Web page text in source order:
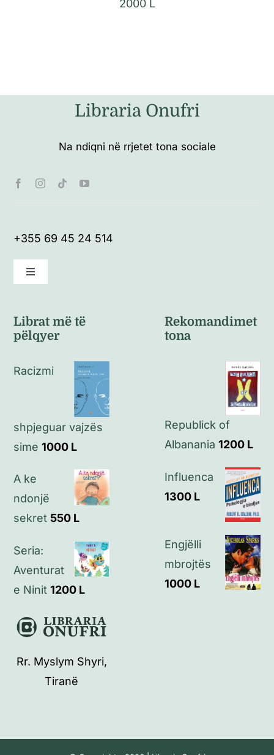
2000 L
Libraria Onufri
Na ndiqni në rrjetet tona sociale
+355 69 45 24 514
Toggle
Politikat e kthimeve
Politikat e privatësisë
Kontakt
Librat më të
pëlqyer
Racizmi
shpjeguar vajzës
sime 1000 L
A ke
ndonjë
sekret 550 L
Seria:
Aventurat
e Ninit 1200 L
Rekomandimet
tona
Republick of
Albanania 1200 L
Influenca
1300 L
Engjëlli
mbrojtës
1000 L
Rr. Myslym Shyri,
Tiranë